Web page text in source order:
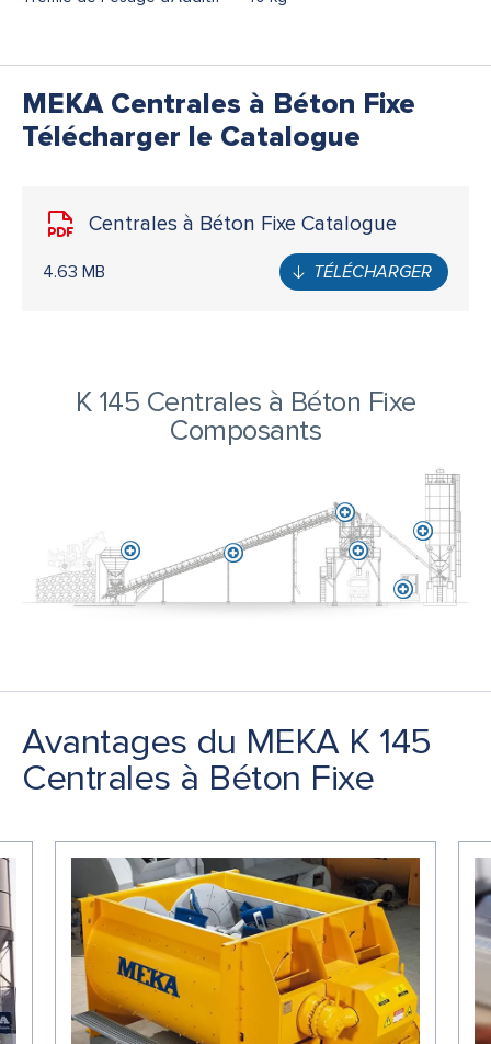
MEKA Centrales à Béton Fixe
Télécharger le Catalogue
Centrales à Béton Fixe Catalogue
4.63 MB TÉLÉCHARGER
K 145 Centrales à Béton Fixe
Composants
Avantages du MEKA K 145
Centrales à Béton Fixe